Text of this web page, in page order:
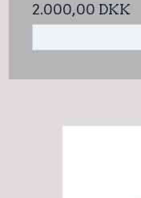
2.000,00 DKK